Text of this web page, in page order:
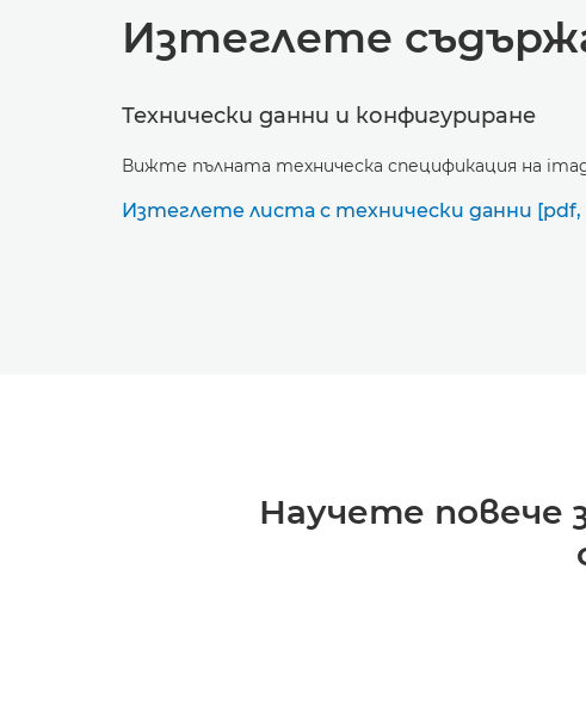
Изтеглете
Технически данни и конфигуриране
Вижте пълната техническа спецификация на
Изтеглете листа с технически данни [pdf,
Научете повече